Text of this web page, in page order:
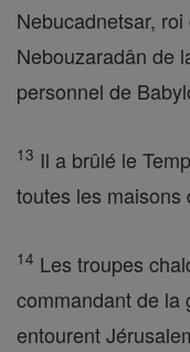
Nebucadnetsar,
Nebouzaradân de
personnel de
13 Il a brûlé le
toutes les maisons
14 Les troupes
commandant de la
entourent